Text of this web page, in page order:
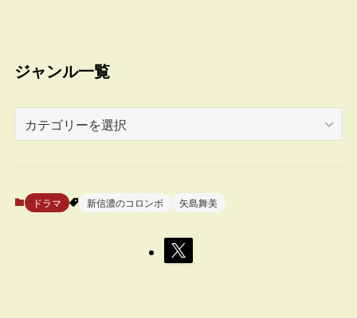
ジャンル一覧
ャ
一
ドラマ 新信濃のコロンボ 矢島舞美